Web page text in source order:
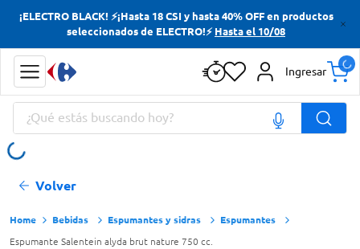
¡ELECTRO BLACK! ⚡¡Hasta 18 CSI y hasta 40% OFF en productos
seleccionados de ELECTRO!⚡ Hasta el 10/08
Ingresar
¿Qué estás buscando hoy?
Volver
Bebidas Espumantes y sidras Espumantes
Espumante Salentein alyda brut nature 750 cc.
Términos más buscados
Yerba
Cerveza
Doves
Términos más buscados
Yerba
Cerveza
Doves